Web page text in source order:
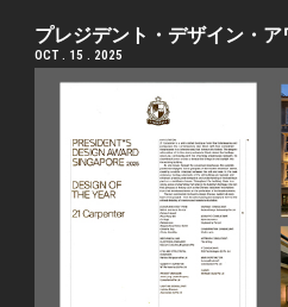
プレジデント・デザイン・ア
OCT . 15 . 2025